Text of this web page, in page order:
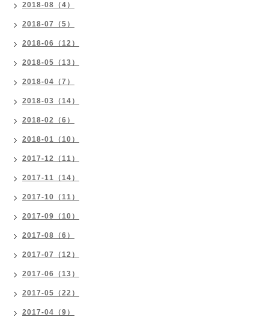
2018-08（4）
2018-07（5）
2018-06（12）
2018-05（13）
2018-04（7）
2018-03（14）
2018-02（6）
2018-01（10）
2017-12（11）
2017-11（14）
2017-10（11）
2017-09（10）
2017-08（6）
2017-07（12）
2017-06（13）
2017-05（22）
2017-04（9）